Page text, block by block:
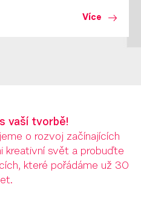
Více
vaší tvorbě!
o rozvoj začínajících
kreativní svět a probuďte
které pořádáme už 30